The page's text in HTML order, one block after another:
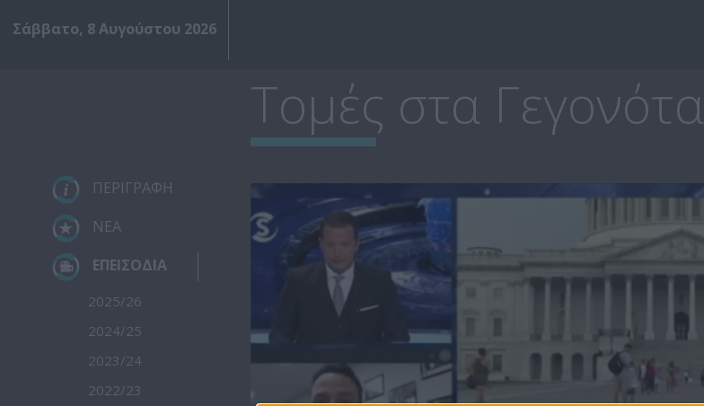
Σάββατο, 8 Αυγούστου 2026
Τομές στα Γεγονότα
ΠΕΡΙΓΡΑΦΗ
ΝΕΑ
ΕΠΕΙΣΟΔΙΑ
2025/26
2024/25
2023/24
2022/23